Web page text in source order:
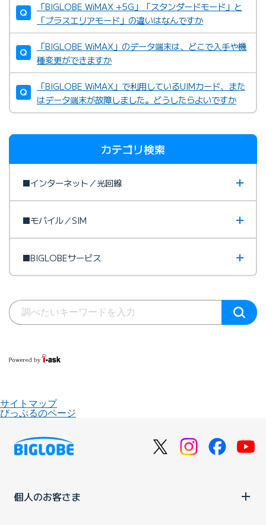
「BIGLOBE WiMAX +5G」「スタンダードモード」と
「プラスエリアモード」の違いはなんですか
「BIGLOBE WiMAX」のデータ端末は、どこで入手や機
種変更ができますか
「BIGLOBE WiMAX」で利用しているUIMカード、また
はデータ端末が故障しました。どうしたらよいですか
カテゴリ検索
■インターネット／光回線
■モバイル／SIM
■BIGLOBEサービス
サイトマップ
びっぷるのページ
個人のお客さま